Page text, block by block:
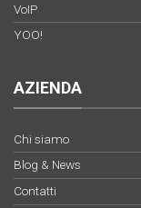
VoIP
YOO!
AZIENDA
Chi siamo
Blog & News
Contatti